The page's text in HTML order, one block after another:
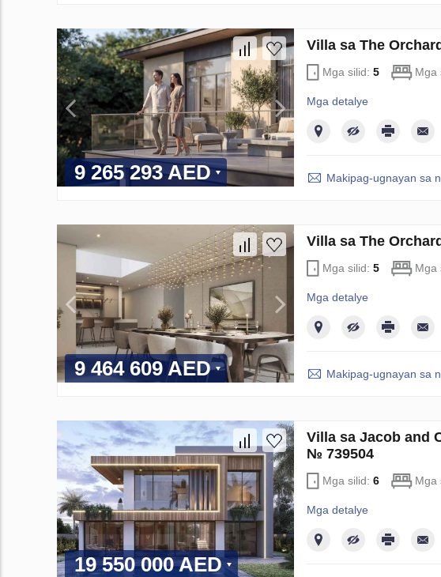
9 265 293 AED
Villa sa The
Mga silid: 5 Mga
Mga detalye
Makipag-ugnayan sa
9 464 609 AED
Villa sa The
Mga silid: 5 Mga
Mga detalye
Makipag-ugnayan sa
19 550 000 AED
Villa sa Jacob and
№ 739504
Mga silid: 6 Mga
Mga detalye